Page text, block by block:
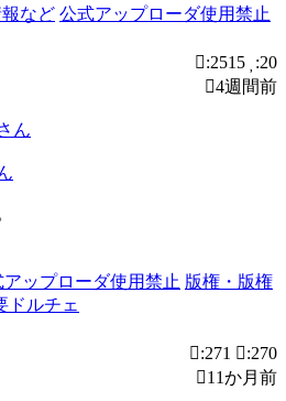
など 公式アップローダ使用禁止
:2515 :20
4週間前
ん
アップローダ使用禁止 版権・版権
ドルチェ
:271
:270
11か月前